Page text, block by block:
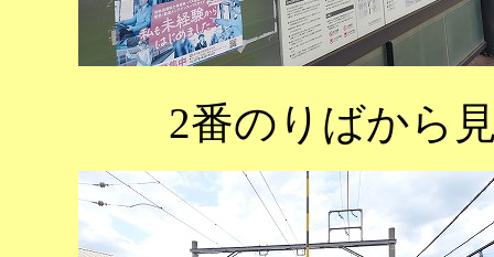
2番のりばから